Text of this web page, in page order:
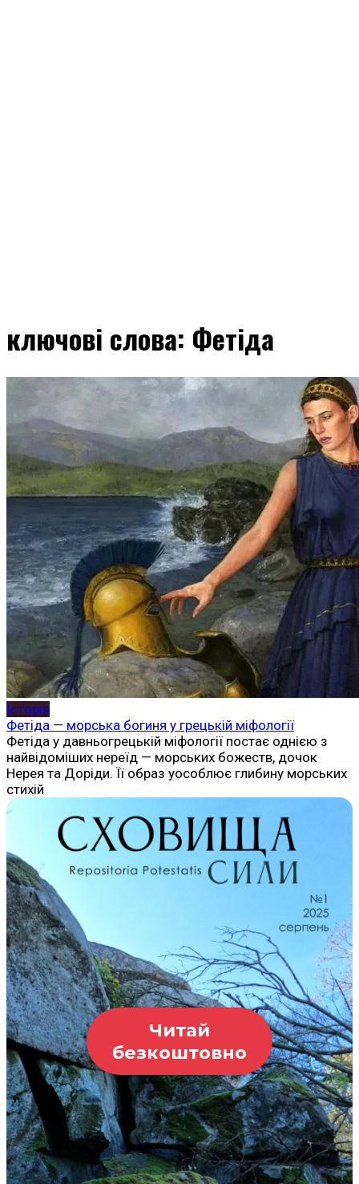
ключові слова: Фетіда
Історія
Фетіда — морська богиня у грецькій міфології
Фетіда у давньогрецькій міфології постає однією з
найвідоміших нереїд — морських божеств, дочок
Нерея та Доріди. Її образ уособлює глибину морських
стихій
Читай
безкоштовно